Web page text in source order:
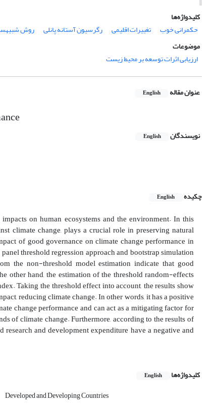
کلیدواژه‌ها
حکمرانی خوب
تغییرات ‌اقلیمی رگرسیون آستانه پانلی روش
موضوعات
ارزیابی اثرات توسعه بر محیط زیست
عنوان مقاله English
نویسندگان English
چکیده
English
on human ecosystems and the environment. In this
climate change, plays a crucial role in preserving natural
of good governance on climate change performance in
threshold regression approach and bootstrap simulation
the non-threshold model estimation indicate that good
other hand, the estimation of the threshold random-effects
Taking the threshold effect into account, the results show
reducing climate change. In other words, it has a positive
change performance and can act as a mitigating factor for
of climate change. Furthermore, according to the results of
and development expenditure have a negative and
کلیدواژه‌ها English
Developed and Developing Countries